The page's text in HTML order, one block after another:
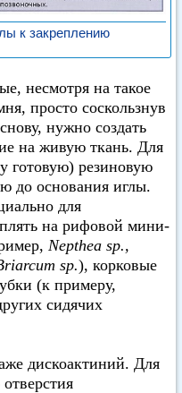
к закреплению
несмотря на такое
просто соскользнув
нужно создать
на живую ткань. Для
готовую) резиновую
до основания иглы.
для
на рифовой мини-
Nepthea sp.,
sp.), корковые
(к примеру,
сидячих
дискоактиний. Для